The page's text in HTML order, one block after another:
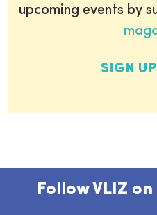
upcoming events by
SIGN
Follow VLIZ